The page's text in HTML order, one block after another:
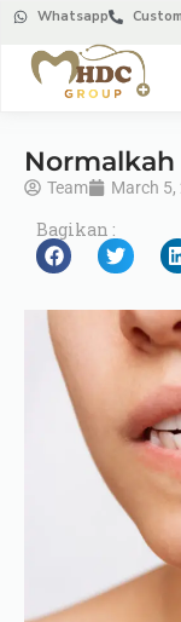
Whatsapp
Normalkah
Team March 5,
Bagikan :